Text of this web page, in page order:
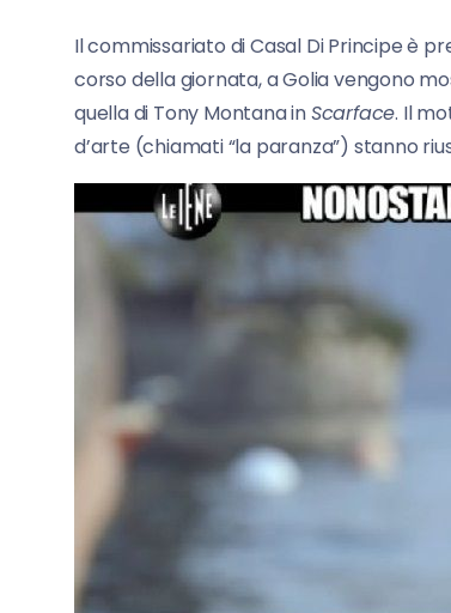
Il commissariato di Casal Di Principe è
corso della giornata, a Golia vengono
quella di Tony Montana inScarface. Il
d’arte (chiamati “la paranza”) stanno